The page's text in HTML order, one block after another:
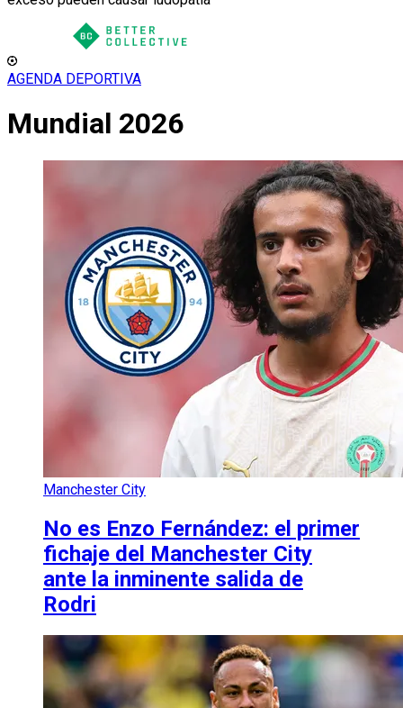
AGENDA DEPORTIVA
Mundial 2026
Manchester City
No es Enzo Fernández: el primer
fichaje del Manchester City
ante la inminente salida de
Rodri